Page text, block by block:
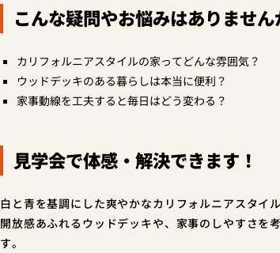
こんな疑問やお悩みはありません
カリフォルニアスタイルの家ってどんな雰囲気？
ウッドデッキのある暮らしは本当に便利？
家事動線を工夫すると毎日はどう変わる？
見学会で体感・解決できます！
白と青を基調にした爽やかなカリフォルニアスタイ
開放感あふれるウッドデッキや、家事のしやすさを
す。